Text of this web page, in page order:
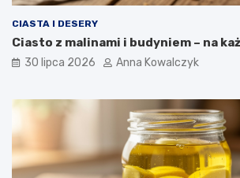
CIASTA I DESERY
Ciasto z malinami i budyniem – na
30 lipca 2026 Anna Kowalczyk